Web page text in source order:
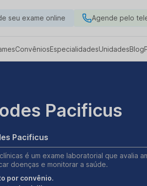
seu exame online Agende pelo
ConvêniosEspecialidadesUnidadesBlog
Pacificus
Todarodes Pacificus
é um exame laboratorial que avalia
doenças e monitorar a saúde.
por convênio.